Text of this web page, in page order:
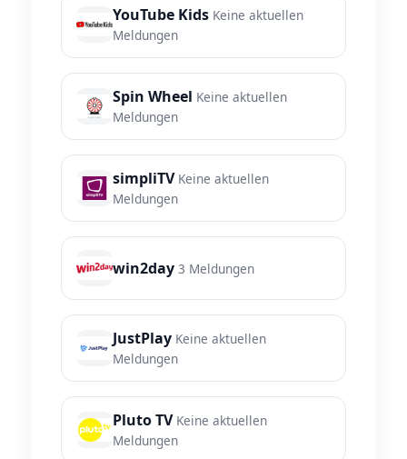
YouTube Kids Keine aktuellen
Meldungen
Spin Wheel Keine aktuellen
Meldungen
simpliTV Keine aktuellen
Meldungen
win2day 3 Meldungen
JustPlay Keine aktuellen
Meldungen
Pluto TV Keine aktuellen
Meldungen